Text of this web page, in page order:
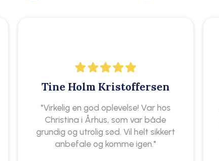
Tine Holm Kristoffersen
"Virkelig en god oplevelse! Var hos
Christina i Århus, som var både
grundig og utrolig sød. Vil helt sikkert
anbefale og komme igen."